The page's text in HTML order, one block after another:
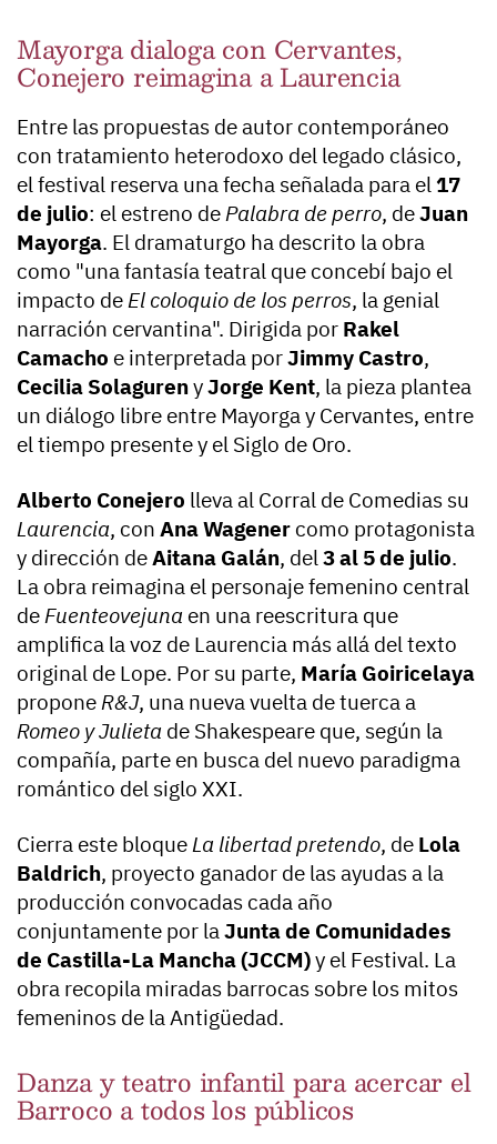
Mayorga dialoga con Cervantes,
Conejero reimagina a Laurencia
Entre las propuestas de autor contemporáneo
con tratamiento heterodoxo del legado clásico,
el festival reserva una fecha señalada para el 17
de julio: el estreno dePalabra de perro, deJuan
Mayorga. El dramaturgo ha descrito la obra
como "una fantasía teatral que concebí bajo el
impacto deEl coloquio de los perros, la genial
narración cervantina". Dirigida por Rakel
Camacho e interpretada porJimmy Castro,
Cecilia SolagurenyJorge Kent, la pieza plantea
un diálogo libre entre Mayorga y Cervantes, entre
el tiempo presente y el Siglo de Oro.
Alberto Conejero lleva al Corral de Comedias su
Laurencia, con Ana Wagener como protagonista
y dirección deAitana Galán, del3 al 5 de julio.
La obra reimagina el personaje femenino central
deFuenteovejuna en una reescritura que
amplifica la voz de Laurencia más allá del texto
original de Lope. Por su parte, María Goiricelaya
proponeR&J, una nueva vuelta de tuerca a
Romeo y Julieta de Shakespeare que, según la
compañía, parte en busca del nuevo paradigma
romántico del siglo XXI.
Cierra este bloqueLa libertad pretendo, de Lola
Baldrich, proyecto ganador de las ayudas a la
producción convocadas cada año
conjuntamente por laJunta de Comunidades
de Castilla-La Mancha (JCCM)y el Festival. La
obra recopila miradas barrocas sobre los mitos
femeninos de la Antigüedad.
Danza y teatro infantil para acercar el
Barroco a todos los públicos